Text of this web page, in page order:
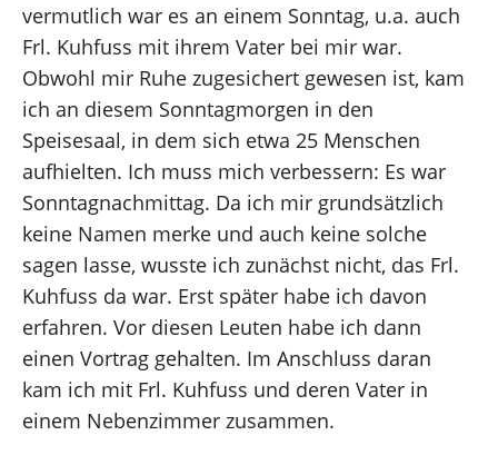
vermutlich war es an einem Sonntag, u.a. auch
Frl. Kuhfuss mit ihrem Vater bei mir war.
Obwohl mir Ruhe zugesichert gewesen ist, kam
ich an diesem Sonntagmorgen in den
Speisesaal, in dem sich etwa 25 Menschen
aufhielten. Ich muss mich verbessern: Es war
Sonntagnachmittag. Da ich mir grundsätzlich
keine Namen merke und auch keine solche
sagen lasse, wusste ich zunächst nicht, das Frl.
Kuhfuss da war. Erst später habe ich davon
erfahren. Vor diesen Leuten habe ich dann
einen Vortrag gehalten. Im Anschluss daran
kam ich mit Frl. Kuhfuss und deren Vater in
einem Nebenzimmer zusammen.